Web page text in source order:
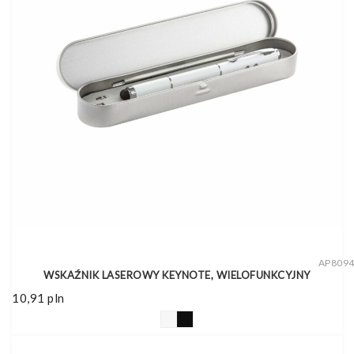
WSKAŹNIK LASEROWY KEYNOTE, WIELOFUNKCYJNY
10,91 pln